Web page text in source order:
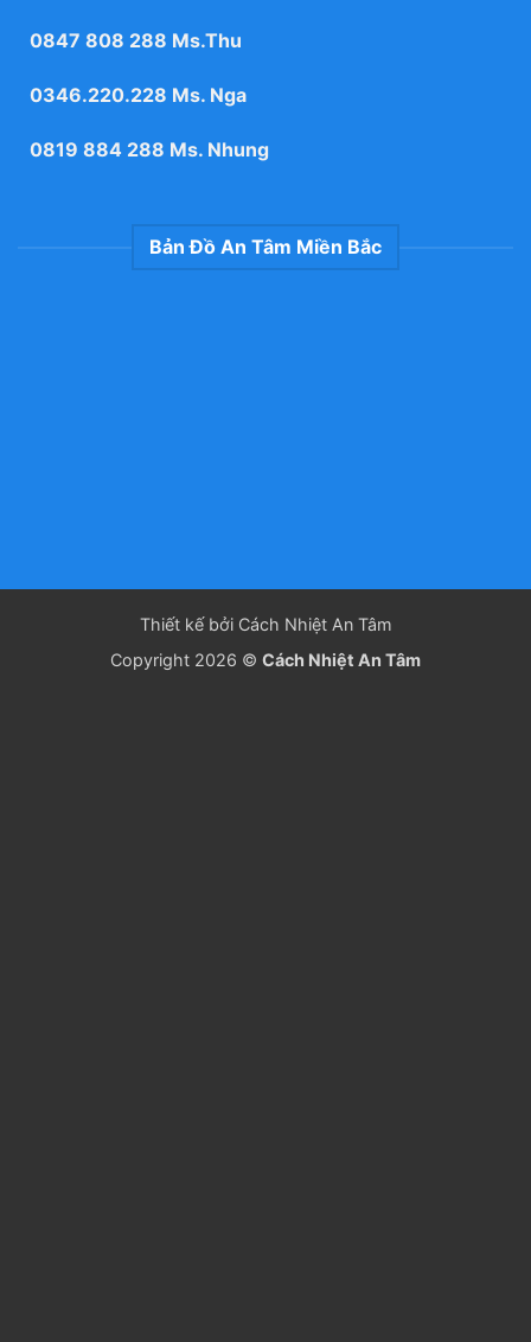
0847 808 288 Ms.Thu
0346.220.228 Ms. Nga
0819 884 288 Ms. Nhung
Bản Đồ An Tâm Miền Bắc
Thiết kế bởi Cách Nhiệt An Tâm
Copyright 2026 © Cách Nhiệt An Tâm